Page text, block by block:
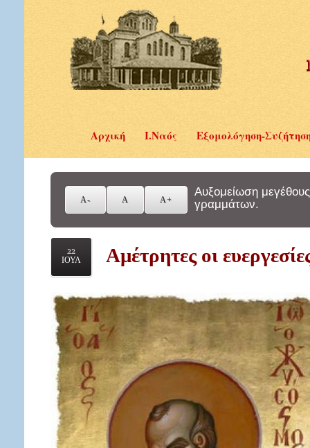
Αρχική Ι.Ναός Εξομολόγηση-
Αυξομείωση μεγέθους
γραμμάτων.
22
ΙΟΥΛ
Αμέτρητες οι